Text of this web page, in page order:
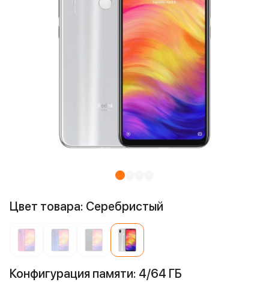
Цвет товара: Серебристый
Конфигурация памяти: 4/64 ГБ